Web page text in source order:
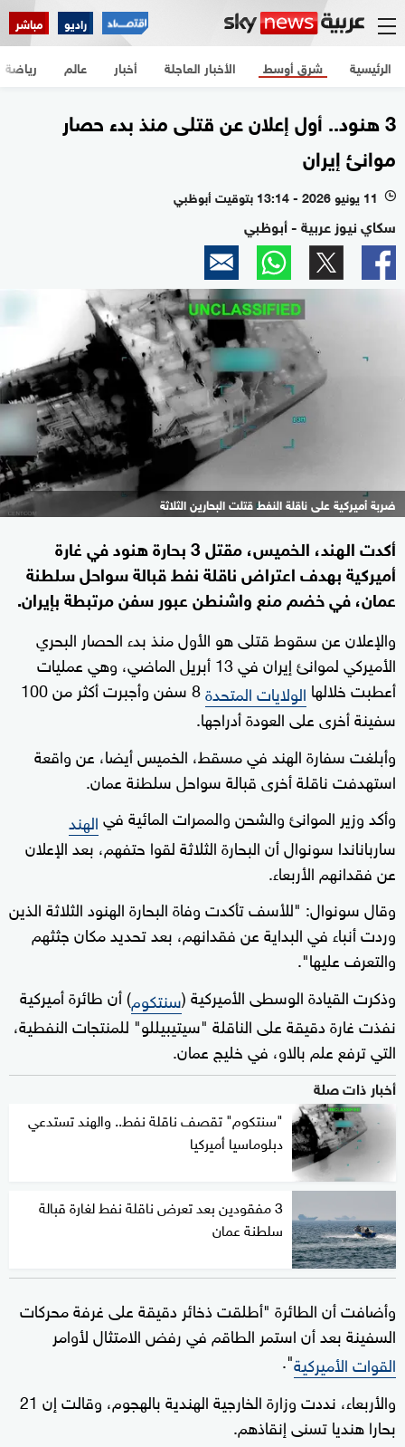
راديو مباشر
الرئيسية الأخبار العاجلة أخبار شرق أوسط عالم رياضة
3 هنود.. أول إعلان عن قتلى منذ بدء حصار
موانئ إيران
l 11 يونيو 2026 - 13:14 بتوقيت أبوظبي
سكاي نيوز عربية - أبوظبي
ضربة أميركية على ناقلة النفط قتلت البحارين الثلاثة
أكدت الهند، الخميس، مقتل 3 بحارة هنود في غارة
أميركية بهدف اعتراض ناقلة نفط قبالة سواحل سلطنة
عمان، في خضم منع واشنطن عبور ⁠سفن مرتبطة بإيران.
والإعلان عن سقوط قتلى هو الأول منذ بدء الحصار البحري
الأميركي لموانئ إيران في 13 أبريل الماضي، وهي عمليات
أعطبت خلالها الولايات المتحدة
8 سفن وأجبرت أكثر من 100
سفينة أخرى على العودة أدراجها.
وأبلغت سفارة الهند في مسقط، الخميس أيضا، عن واقعة
استهدفت ناقلة أخرى قبالة سواحل سلطنة عمان.
وأكد وزير الموانئ والشحن والممرات المائية فيالهند
سارباناندا سونوال أن البحارة الثلاثة لقوا حتفهم، بعد الإعلان
عن فقدانهم الأربعاء.
وقال سونوال: "للأسف تأكدت وفاة ‌البحارة الهنود الثلاثة الذين
وردت أنباء في البداية عن فقدانهم، بعد تحديد مكان جثثهم
والتعرف عليها".
وذكرت القيادة الوسطى الأميركية (سنتكوم) أن طائرة أميركية
نفذت ‌غارة دقيقة على الناقلة "سيتيبيللو" للمنتجات ‌النفطية،
التي ترفع علم بالاو، في خليج عمان.
أخبار ذات صلة
"سنتكوم" تقصف ناقلة نفط.. والهند تستدعي
دبلوماسيا أميركيا
3 مفقودين بعد تعرض ناقلة نفط لغارة قبالة
سلطنة عمان
وأضافت أن الطائرة "أطلقت ذخائر دقيقة على غرفة محركات
السفينة بعد أن استمر الطاقم في رفض الامتثال لأوامر
القوات الأميركية".
والأربعاء، نددت وزارة الخارجية الهندية بالهجوم، وقالت إن 21
بحارا هنديا تسنى إنقاذهم.